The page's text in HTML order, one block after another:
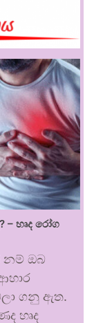
– හෘද රෝග
නම් ඔබ
ගනු ඇත.
හෘද